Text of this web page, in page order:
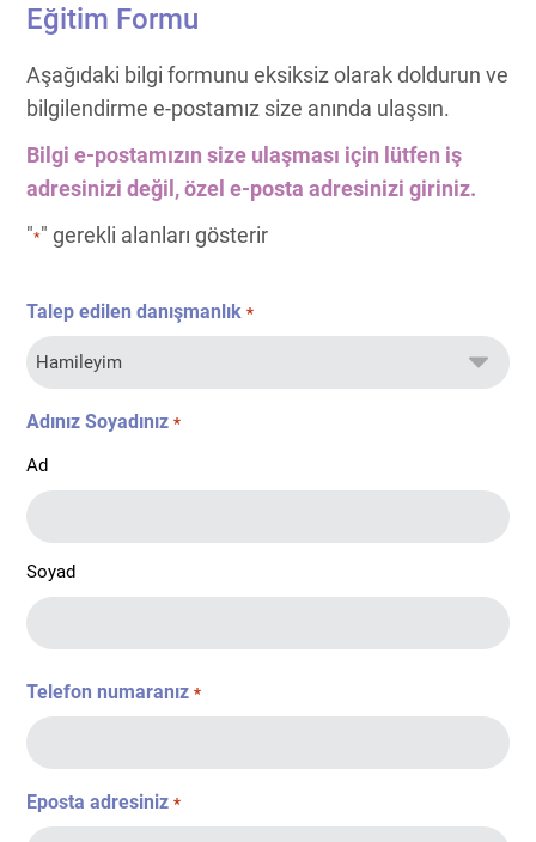
Eğitim Formu
Aşağıdaki bilgi formunu eksiksiz olarak doldurun ve
bilgilendirme e-postamız size anında ulaşsın.
Bilgi e-postamızın size ulaşması için lütfen iş
adresinizi değil, özel e-posta adresinizi giriniz.
"*" gerekli alanları gösterir
Talep edilen danışmanlık *
Adınız Soyadınız *
Ad
Soyad
Telefon numaranız *
Eposta adresiniz *